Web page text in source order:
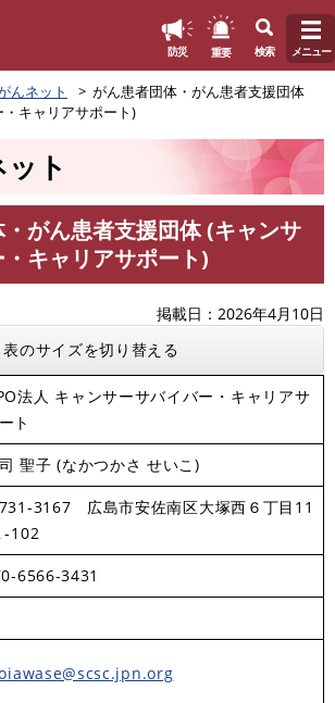
防災 重要 検索 メニュー
んネット
がん患者団体・がん患者支援団体
キャリアサポート)
ト
がん患者支援団体 (キャンサ
キャリアサポート)
掲載日
2026年4月10日
表のサイズを切り替える
法人 キャンサーサバイバー・キャリアサ
ト
聖子 (なかつかさ せいこ)
3167 広島市安佐南区大塚西６丁目11
-102
6566-3431